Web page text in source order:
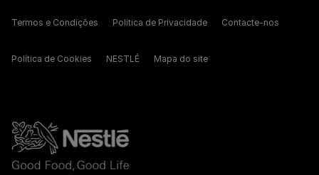
Termos e Condições Política de Privacidade Contacte-nos
Política de Cookies NESTLÉ Mapa do site